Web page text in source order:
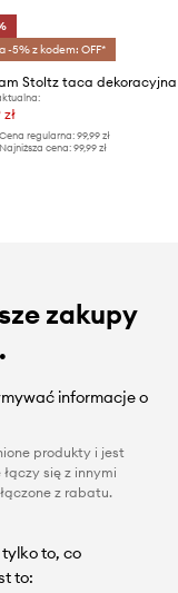
-5% z kodem: OFF*
Cena regularna: 99,99 zł
Najniższa cena: 99,99 zł
zakupy
informacje o
produkty i jest
się z innymi
z rabatu.
to, co
to: